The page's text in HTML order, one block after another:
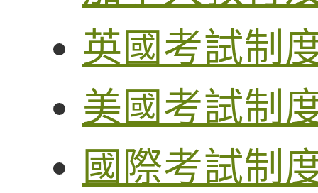
英國考試制
美國考試制
國際考試制